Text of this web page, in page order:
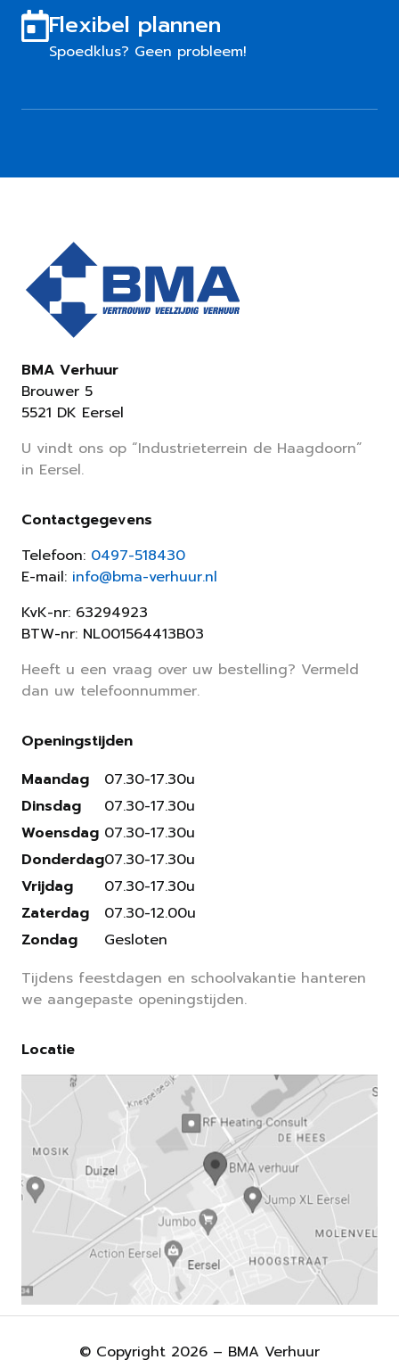
Flexibel plannen
Spoedklus? Geen probleem!
BMA Verhuur
Brouwer 5
5521 DK Eersel
U vindt ons op “Industrieterrein de Haagdoorn”
in Eersel.
Contactgegevens
Telefoon: 0497-518430
E-mail: info@bma-verhuur.nl
KvK-nr: 63294923
BTW-nr: NL001564413B03
Heeft u een vraag over uw bestelling? Vermeld
dan uw telefoonnummer.
Openingstijden
Maandag
Dinsdag
Woensdag
Donderdag
Vrijdag
Zaterdag
Zondag
07.30-17.30u
07.30-17.30u
07.30-17.30u
07.30-17.30u
07.30-17.30u
07.30-12.00u
Gesloten
Tijdens feestdagen en schoolvakantie hanteren
we aangepaste openingstijden.
Locatie
© Copyright 2026 – BMA Verhuur